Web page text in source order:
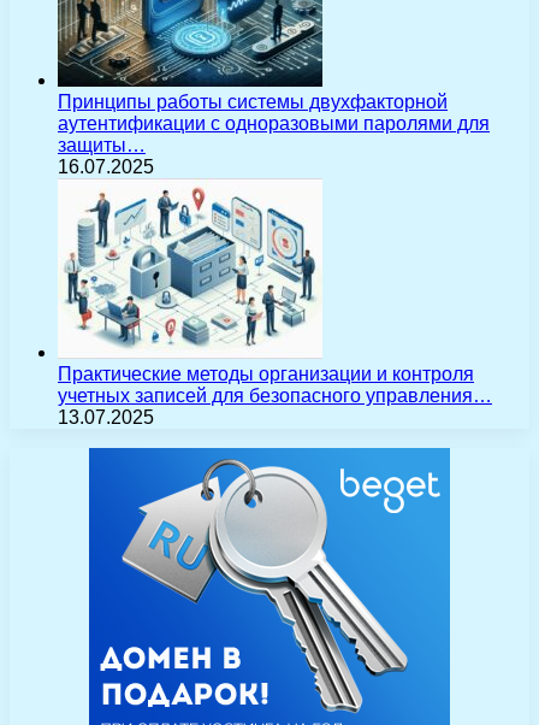
Принципы работы системы двухфакторной
аутентификации с одноразовыми паролями для
защиты…
16.07.2025
Практические методы организации и контроля
учетных записей для безопасного управления…
13.07.2025